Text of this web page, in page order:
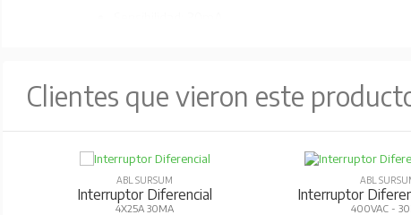
Clientes que vieron este
ABL SURSUM
Interruptor Diferencial
4X25A 30MA
ABL
Interruptor
400VAC -